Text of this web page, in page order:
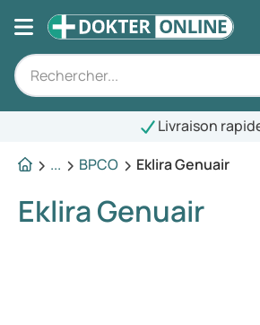
Livraison rapide
...
BPCO Eklira Genuair
Eklira Genuair